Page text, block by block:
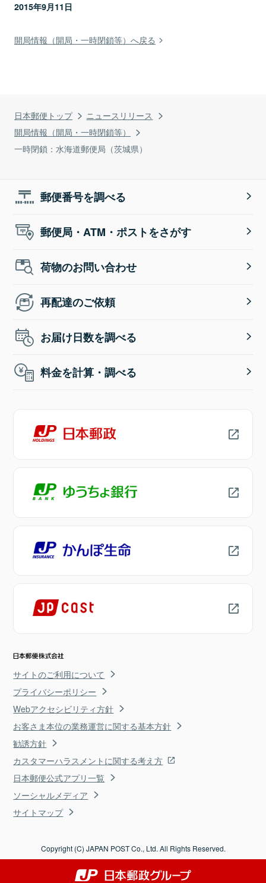
日本郵便トップ
ニュースリリース
開局情報（開局・一時閉鎖等）
一時閉鎖：水海道郵便局（茨城県）
2015年9月11日
開局情報（開局・一時閉鎖等）へ戻る
郵便番号を調べる
郵便局・ATM・ポストをさがす
荷物のお問い合わせ
再配達のご依頼
お届け日数を調べる
料金を計算・調べる
サイトのご利用について
プライバシーポリシー
Webアクセシビリティ方針
お客さま本位の業務運営に関する基本方針
勧誘方針
カスタマーハラスメントに関する考え方
日本郵便公式アプリ一覧
ソーシャルメディア
サイトマップ
Copyright (C) JAPAN POST Co., Ltd. All Rights Reserved.